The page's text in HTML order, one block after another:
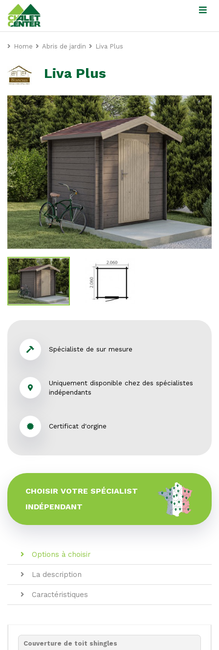
Home Abris de jardin Liva Plus
Liva Plus
Spécialiste de sur mesure
Uniquement disponible chez des spécialistes
indépendants
Certificat d'orgine
CHOISIR VOTRE SPÉCIALIST
INDÉPENDANT
Options à choisir
La description
Caractéristiques
Couverture de toit shingles